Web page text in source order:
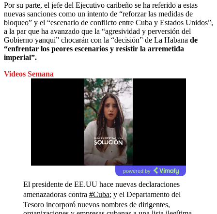
Por su parte, el jefe del Ejecutivo caribeño se ha referido a estas
nuevas sanciones como un intento de “reforzar las medidas de
bloqueo” y el “escenario de conflicto entre Cuba y Estados Unidos”,
a la par que ha avanzado que la “agresividad y perversión del
Gobierno yanqui” chocarán con la “decisión” de La Habana de
“enfrentar los peores escenarios y resistir la arremetida
imperial”.
Videos Semana
powered by
El presidente de EE.UU hace nuevas declaraciones
amenazadoras contra #Cuba; y el Departamento del
Tesoro incorporó nuevos nombres de dirigentes,